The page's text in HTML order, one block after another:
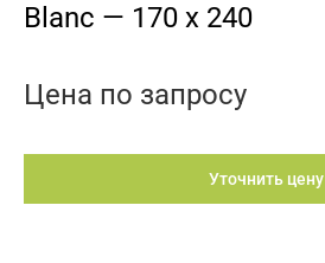
Blanc — 170 x 240
Цена по запросу
Уточнить цену